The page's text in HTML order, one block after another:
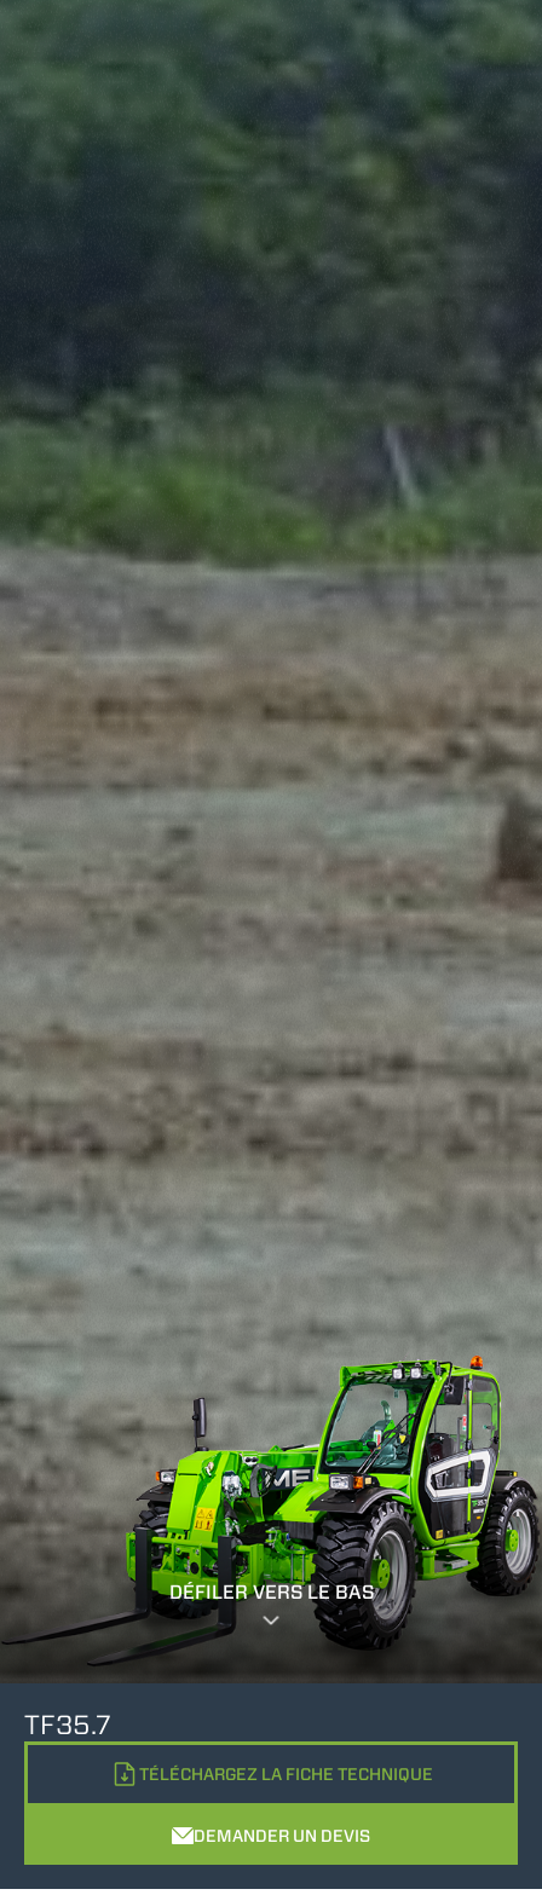
DÉFILER VERS LE BAS
TF35.7
TÉLÉCHARGEZ LA FICHE TECHNIQUE
DEMANDER UN DEVIS